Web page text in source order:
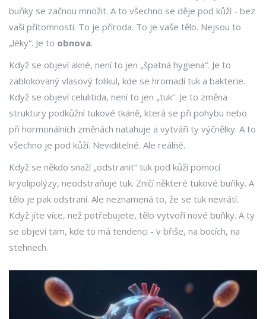
buňky se začnou množit. A to všechno se děje pod kůží - bez
vaší přítomnosti. To je příroda. To je vaše tělo. Nejsou to
„léky“. Je to obnova.
Když se objeví akné, není to jen „špatná hygiena“. Je to
zablokovaný vlasový folikul, kde se hromadí tuk a bakterie.
Když se objeví celulitida, není to jen „tuk“. Je to změna
struktury podkůžní tukové tkáně, která se při pohybu nebo
při hormonálních změnách natahuje a vytváří ty výčnělky. A to
všechno je pod kůží. Neviditelné. Ale reálné.
Když se někdo snaží „odstranit“ tuk pod kůží pomocí
kryolipolýzy, neodstraňuje tuk. Zničí některé tukové buňky. A
tělo je pak odstraní. Ale neznamená to, že se tuk nevrátí.
Když jíte více, než potřebujete, tělo vytvoří nové buňky. A ty
se objeví tam, kde to má tendenci - v břiše, na bocích, na
stehnech.